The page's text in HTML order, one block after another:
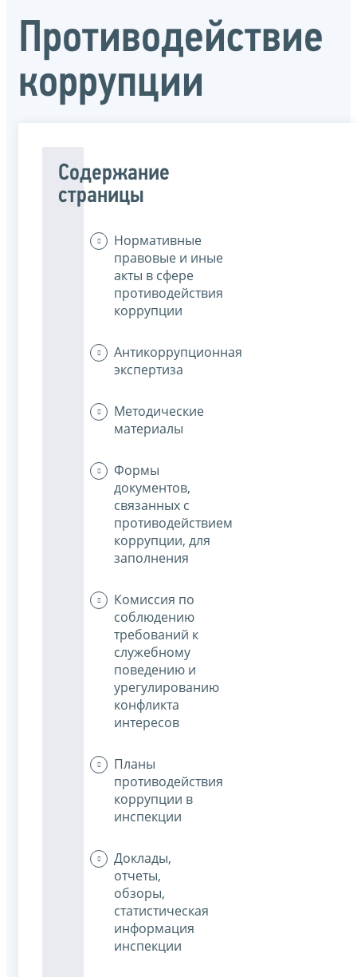
Противодействие
коррупции
Содержание
страницы
Нормативные
правовые и иные
акты в сфере
противодействия
коррупции
Антикоррупционная
экспертиза
Методические
материалы
Формы
документов,
связанных с
противодействием
коррупции, для
заполнения
Комиссия по
соблюдению
требований к
служебному
поведению и
урегулированию
конфликта
интересов
Планы
противодействия
коррупции в
инспекции
Доклады,
отчеты,
обзоры,
статистическая
информация
инспекции